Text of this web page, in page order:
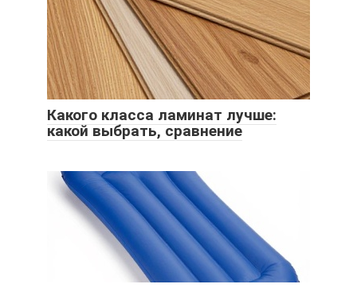
Какого класса ламинат лучше:
какой выбрать, сравнение